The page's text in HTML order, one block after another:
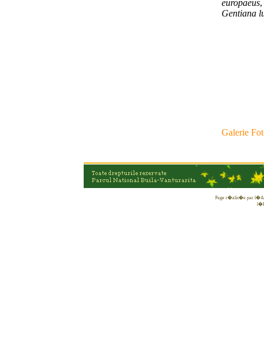
europaeus
Gentiana
Galerie
Page r�alis�e par